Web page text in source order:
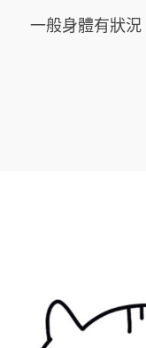
一般身體有狀況